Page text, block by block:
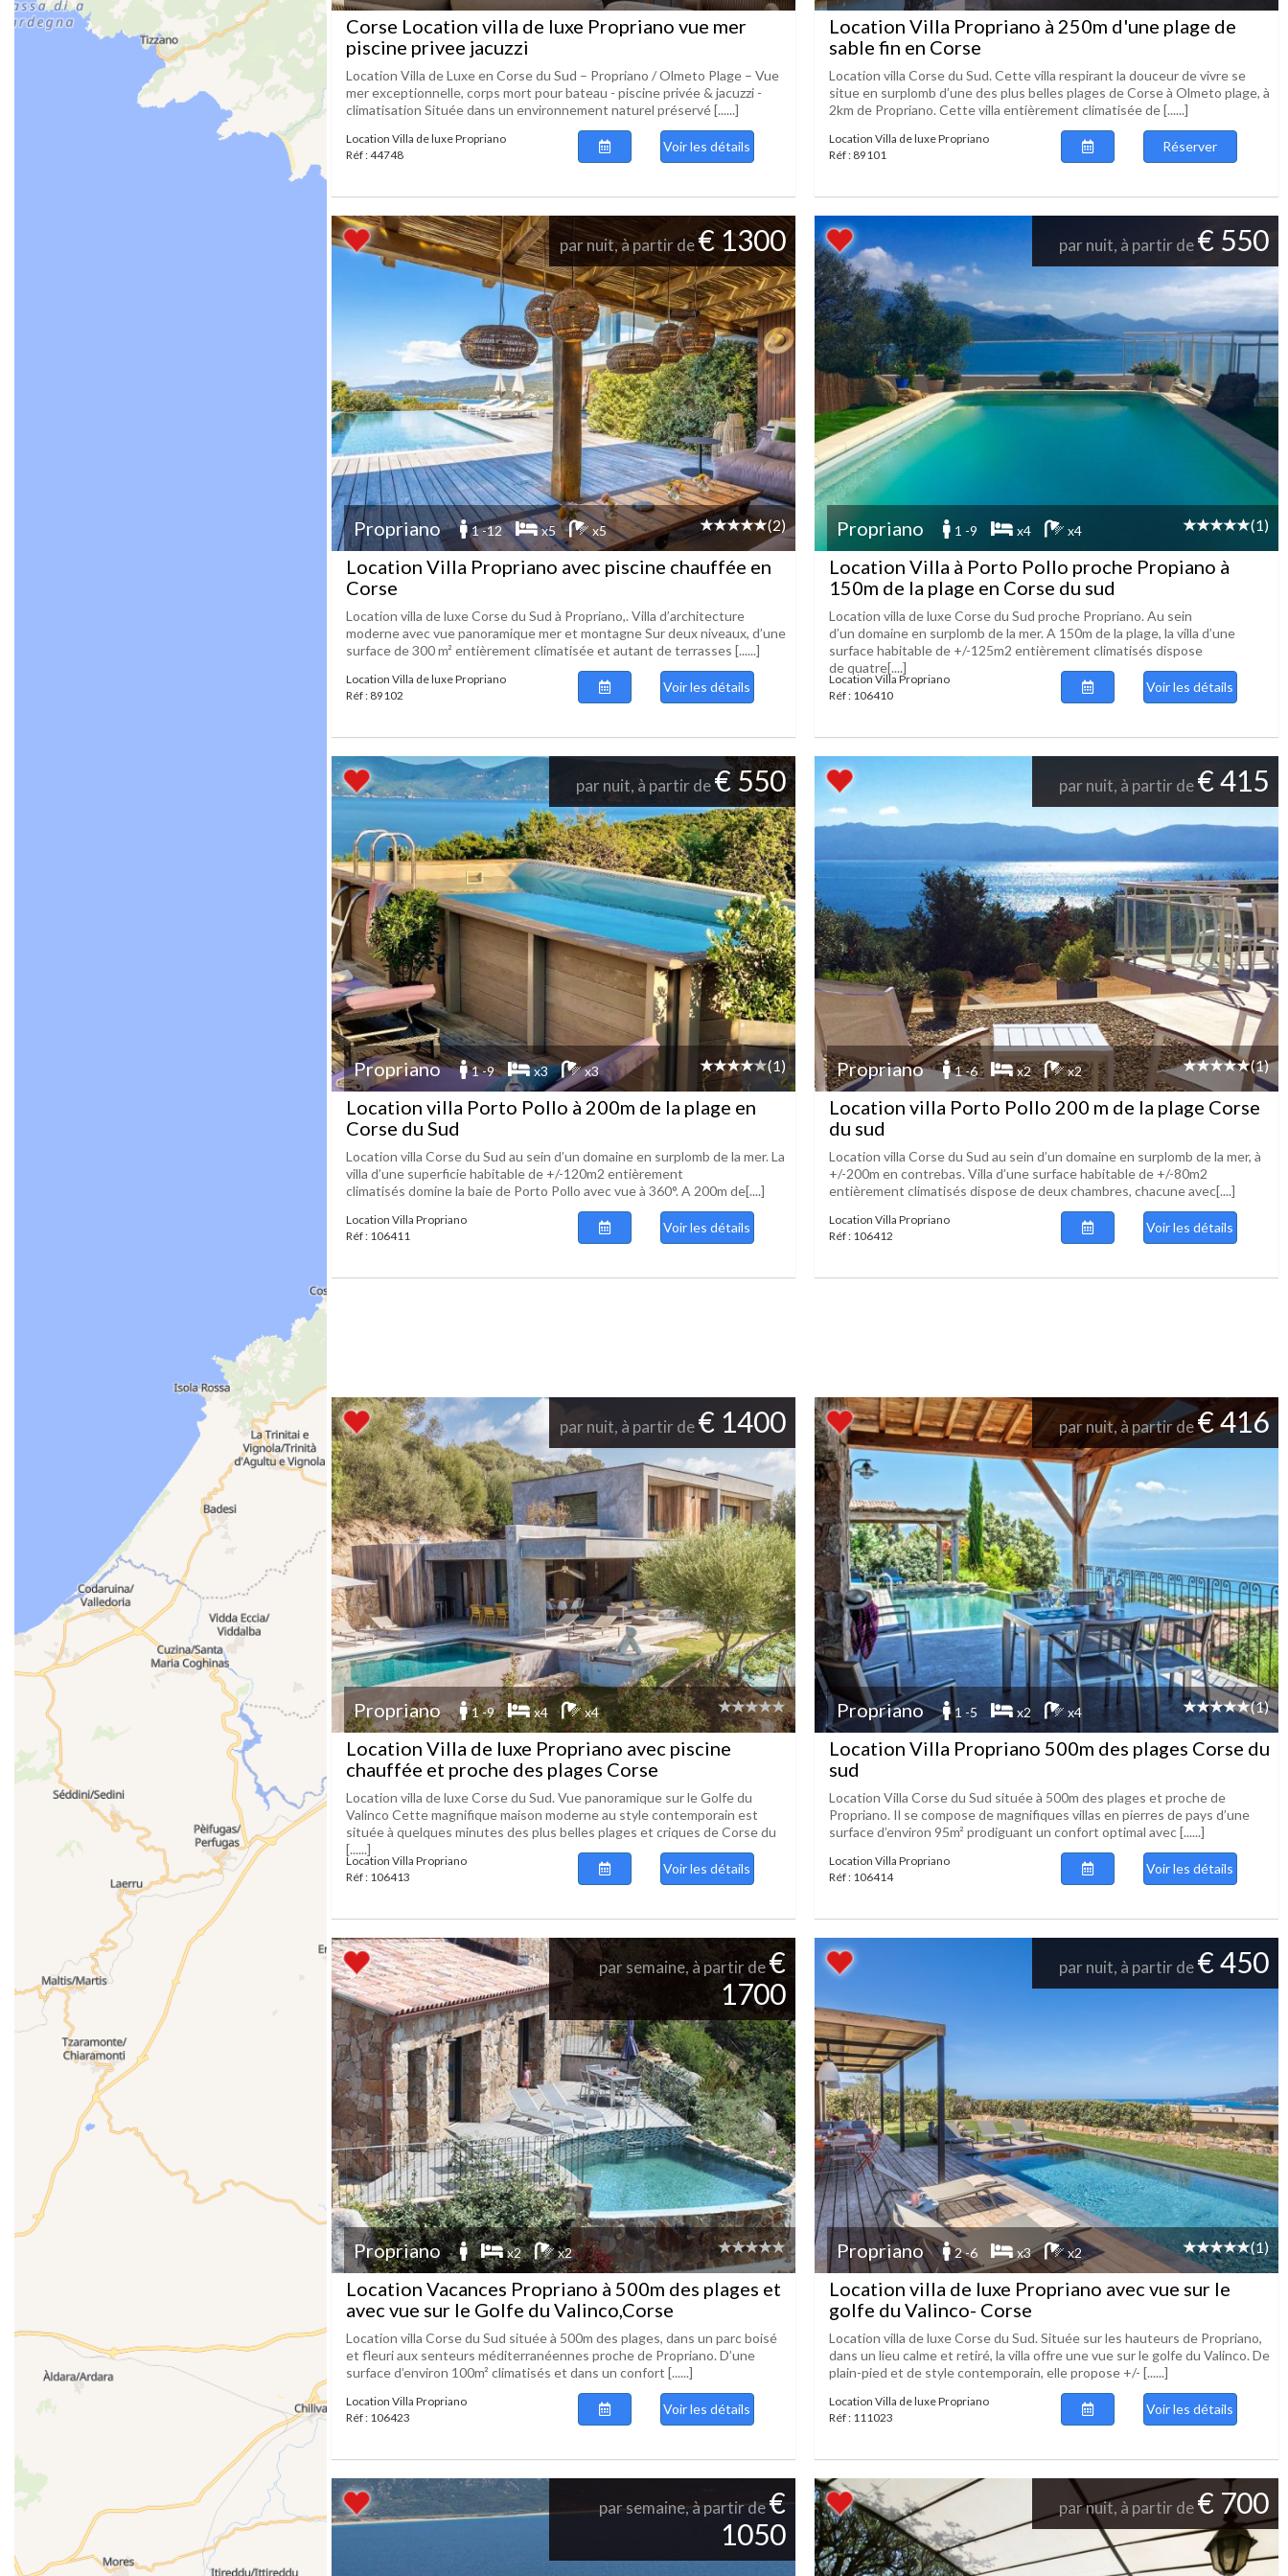
Corse Location villa de luxe Propriano vue mer
piscine privee jacuzzi
Location Villa de Luxe en Corse du Sud – Propriano / Olmeto Plage – Vue
mer exceptionnelle, corps mort pour bateau - piscine privée & jacuzzi -
climatisation Située dans un environnement naturel préservé [......]
Location Villa de luxe Propriano
Réf : 44748
Voir les détails
Location Villa Propriano à 250m d'une plage de
sable fin en Corse
Location villa Corse du Sud. Cette villa respirant la douceur de vivre se
situe en surplomb d’une des plus belles plages de Corse à Olmeto plage, à
2km de Propriano. Cette villa entièrement climatisée de [......]
Location Villa de luxe Propriano
Réf : 89101
Réserver
par nuit, à partir de€ 1300
Propriano 1 -12 x5 x5 (2)
Location Villa Propriano avec piscine chauffée en
Corse
Location villa de luxe Corse du Sud à Propriano,. Villa d’architecture
moderne avec vue panoramique mer et montagne Sur deux niveaux, d’une
surface de 300 m² entièrement climatisée et autant de terrasses [......]
Location Villa de luxe Propriano
Réf : 89102
Voir les détails
par nuit, à partir de€ 550
Propriano 1 -9 x4 x4 (1)
Location Villa à Porto Pollo proche Propiano à
150m de la plage en Corse du sud
Location villa de luxe Corse du Sud proche Propriano. Au sein
d’un domaine en surplomb de la mer. A 150m de la plage, la villa d’une
surface habitable de +/-125m2 entièrement climatisés dispose
de quatre[....]
Location Villa Propriano
Réf : 106410
Voir les détails
par nuit, à partir de€ 550
Propriano 1 -9 x3 x3 (1)
Location villa Porto Pollo à 200m de la plage en
Corse du Sud
Location villa Corse du Sud au sein d’un domaine en surplomb de la mer. La
villa d’une superficie habitable de +/-120m2 entièrement
climatisés domine la baie de Porto Pollo avec vue à 360°. A 200m de[....]
Location Villa Propriano
Réf : 106411
Voir les détails
par nuit, à partir de€ 415
Propriano 1 -6 x2 x2 (1)
Location villa Porto Pollo 200 m de la plage Corse
du sud
Location villa Corse du Sud au sein d’un domaine en surplomb de la mer, à
+/-200m en contrebas. Villa d’une surface habitable de +/-80m2
entièrement climatisés dispose de deux chambres, chacune avec[....]
Location Villa Propriano
Réf : 106412
Voir les détails
par nuit, à partir de€ 1400
Propriano 1 -9 x4 x4
Location Villa de luxe Propriano avec piscine
chauffée et proche des plages Corse
Location villa de luxe Corse du Sud. Vue panoramique sur le Golfe du
Valinco Cette magnifique maison moderne au style contemporain est
située à quelques minutes des plus belles plages et criques de Corse du
[......]
Location Villa Propriano
Réf : 106413
Voir les détails
par nuit, à partir de€ 416
Propriano 1 -5 x2 x4 (1)
Location Villa Propriano 500m des plages Corse du
sud
Location Villa Corse du Sud située à 500m des plages et proche de
Propriano. Il se compose de magnifiques villas en pierres de pays d’une
surface d’environ 95m² prodiguant un confort optimal avec [......]
Location Villa Propriano
Réf : 106414
Voir les détails
par semaine, à partir de€
1700
Propriano x2 x2
Location Vacances Propriano à 500m des plages et
avec vue sur le Golfe du Valinco,Corse
Location villa Corse du Sud située à 500m des plages, dans un parc boisé
et fleuri aux senteurs méditerranéennes proche de Propriano. D’une
surface d’environ 100m² climatisés et dans un confort [......]
Location Villa Propriano
Réf : 106423
Voir les détails
par nuit, à partir de€ 450
Propriano 2 -6 x3 x2 (1)
Location villa de luxe Propriano avec vue sur le
golfe du Valinco- Corse
Location villa de luxe Corse du Sud. Située sur les hauteurs de Propriano,
dans un lieu calme et retiré, la villa offre une vue sur le golfe du Valinco. De
plain-pied et de style contemporain, elle propose +/- [......]
Location Villa de luxe Propriano
Réf : 111023
Voir les détails
par semaine, à partir de€
1050
par nuit, à partir de€ 700